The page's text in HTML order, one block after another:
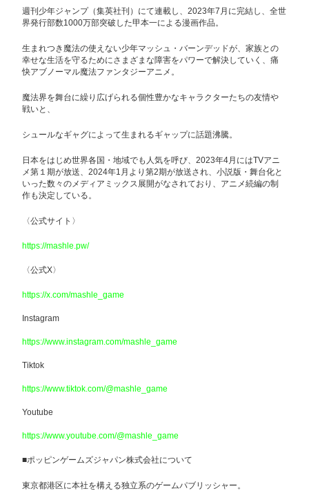
週刊少年ジャンプ（集英社刊）にて連載し、2023年7月に完結し、全世
界発行部数1000万部突破した甲本一による漫画作品。
生まれつき魔法の使えない少年マッシュ・バーンデッドが、家族との
幸せな生活を守るためにさまざまな障害をパワーで解決していく、痛
快アブノーマル魔法ファンタジーアニメ。
魔法界を舞台に繰り広げられる個性豊かなキャラクターたちの友情や
戦いと、
シュールなギャグによって生まれるギャップに話題沸騰。
日本をはじめ世界各国・地域でも人気を呼び、2023年4月にはTVアニ
メ第１期が放送、2024年1月より第2期が放送され、小説版・舞台化と
いった数々のメディアミックス展開がなされており、アニメ続編の制
作も決定している。
〈公式サイト〉
https://mashle.pw/
〈公式X〉
https://x.com/mashle_game
Instagram
https://www.instagram.com/mashle_game
Tiktok
https://www.tiktok.com/@mashle_game
Youtube
https://www.youtube.com/@mashle_game
■ポッピンゲームズジャパン株式会社について
東京都港区に本社を構える独立系のゲームパブリッシャー。